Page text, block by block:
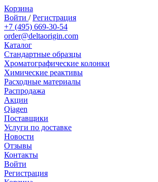
Корзина
Войти /Регистрация
+7 (495) 669-30-54
order@deltaorigin.com
Каталог
Стандартные образцы
Хроматографические колонки
Химические реактивы
Расходные материалы
Распродажа
Акции
Qiagen
Поставщики
Услуги по доставке
Новости
Отзывы
Контакты
Войти
Регистрация